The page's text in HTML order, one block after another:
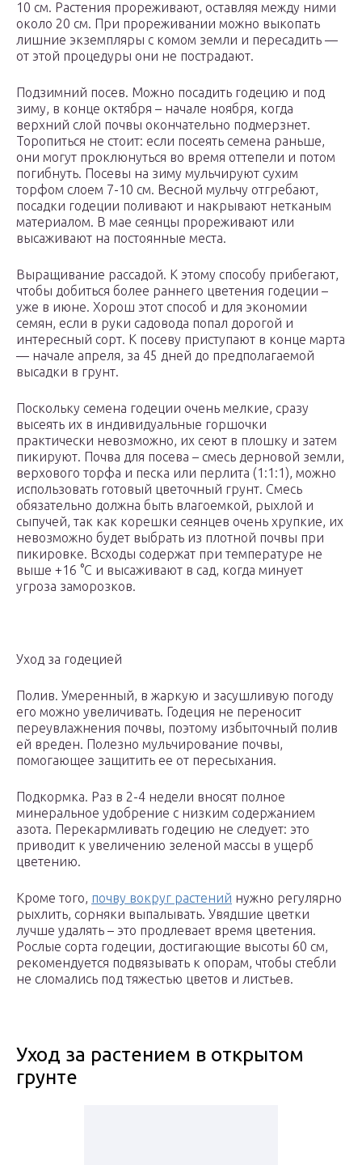
10 см. Растения прореживают, оставляя между ними
около 20 см. При прореживании можно выкопать
лишние экземпляры с комом земли и пересадить —
от этой процедуры они не пострадают.
Подзимний посев. Можно посадить годецию и под
зиму, в конце октября – начале ноября, когда
верхний слой почвы окончательно подмерзнет.
Торопиться не стоит: если посеять семена раньше,
они могут проклюнуться во время оттепели и потом
погибнуть. Посевы на зиму мульчируют сухим
торфом слоем 7-10 см. Весной мульчу отгребают,
посадки годеции поливают и накрывают нетканым
материалом. В мае сеянцы прореживают или
высаживают на постоянные места.
Выращивание рассадой. К этому способу прибегают,
чтобы добиться более раннего цветения годеции –
уже в июне. Хорош этот способ и для экономии
семян, если в руки садовода попал дорогой и
интересный сорт. К посеву приступают в конце марта
— начале апреля, за 45 дней до предполагаемой
высадки в грунт.
Поскольку семена годеции очень мелкие, сразу
высеять их в индивидуальные горшочки
практически невозможно, их сеют в плошку и затем
пикируют. Почва для посева – смесь дерновой земли,
верхового торфа и песка или перлита (1:1:1), можно
использовать готовый цветочный грунт. Смесь
обязательно должна быть влагоемкой, рыхлой и
сыпучей, так как корешки сеянцев очень хрупкие, их
невозможно будет выбрать из плотной почвы при
пикировке. Всходы содержат при температуре не
выше +16 °С и высаживают в сад, когда минует
угроза заморозков.
Уход за годецией
Полив. Умеренный, в жаркую и засушливую погоду
его можно увеличивать. Годеция не переносит
переувлажнения почвы, поэтому избыточный полив
ей вреден. Полезно мульчирование почвы,
помогающее защитить ее от пересыхания.
Подкормка. Раз в 2-4 недели вносят полное
минеральное удобрение с низким содержанием
азота. Перекармливать годецию не следует: это
приводит к увеличению зеленой массы в ущерб
цветению.
Кроме того, почву вокруг растений нужно регулярно
рыхлить, сорняки выпалывать. Увядшие цветки
лучше удалять – это продлевает время цветения.
Рослые сорта годеции, достигающие высоты 60 см,
рекомендуется подвязывать к опорам, чтобы стебли
не сломались под тяжестью цветов и листьев.
Уход за растением в открытом
грунте